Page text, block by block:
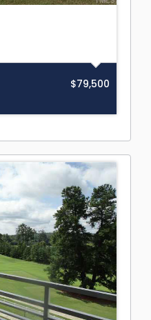
$79,500